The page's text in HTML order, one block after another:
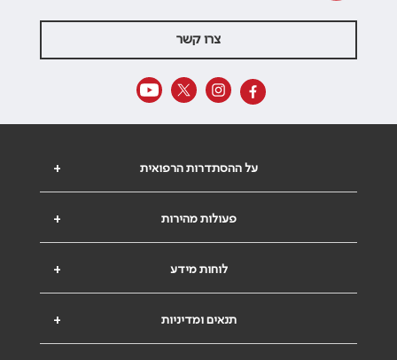
צרו קשר
+ על ההסתדרות הרפואית
+ פעולות מהירות
+ לוחות מידע
+ תנאים ומדיניות